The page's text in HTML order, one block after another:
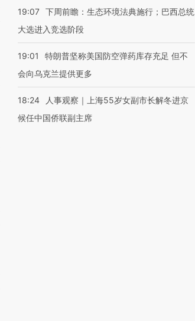
19:07 下周前瞻：生态环境法典施行；巴西总统
大选进入竞选阶段
19:01
特朗普坚称美国防空弹药库存充足 但不
会向乌克兰提供更多
18:24
人事观察｜上海55岁女副市长解冬进京
候任中国侨联副主席